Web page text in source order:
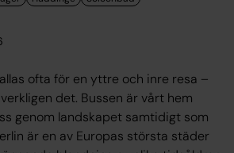
ofta för en yttre och inre resa –
det. Bussen är vårt hem
genom landskapet samtidigt som
är en av Europas största städer